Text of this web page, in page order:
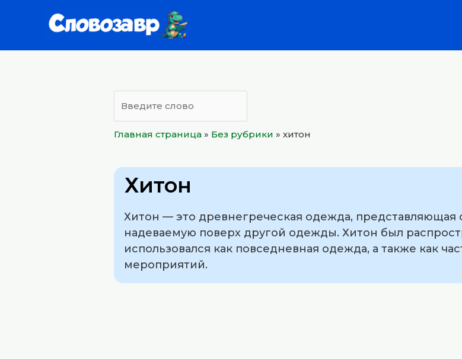
Главная страница » Без рубрики » хитон
Хитон
Хитон — это древнегреческая одежда, представляющая
надеваемую поверх другой одежды. Хитон был
использовался как повседневная одежда, а также как
мероприятий.